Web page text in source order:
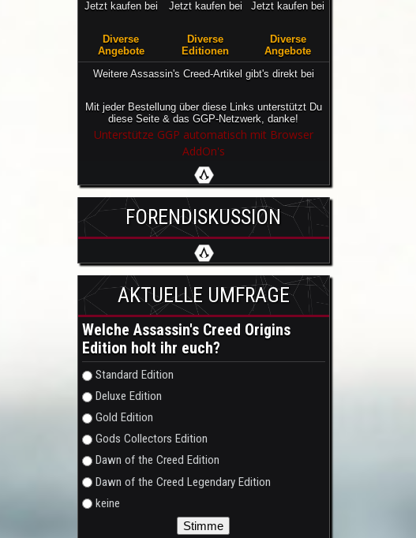
Jetzt kaufen bei
Diverse
Angebote
Jetzt kaufen bei
Diverse
Editionen
Jetzt kaufen bei
Diverse
Angebote
Weitere Assassin's Creed-Artikel gibt's direkt bei
Mit jeder Bestellung über diese Links unterstützt Du
diese Seite & das GGP-Netzwerk, danke!
Unterstütze GGP automatisch mit Browser
AddOn's
FORENDISKUSSION
AKTUELLE UMFRAGE
Welche Assassin's Creed Origins
Edition holt ihr euch?
Auswahlmöglichkeiten
Standard Edition
Deluxe Edition
Gold Edition
Gods Collectors Edition
Dawn of the Creed Edition
Dawn of the Creed Legendary Edition
keine